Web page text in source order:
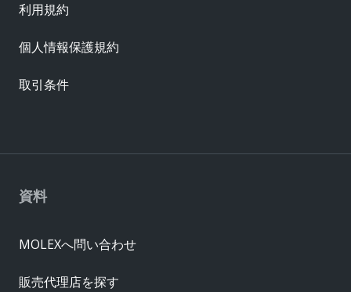
資料
MOLEXへ問い合わせ
販売代理店を探す
利用規約
個人情報保護規約
取引条件